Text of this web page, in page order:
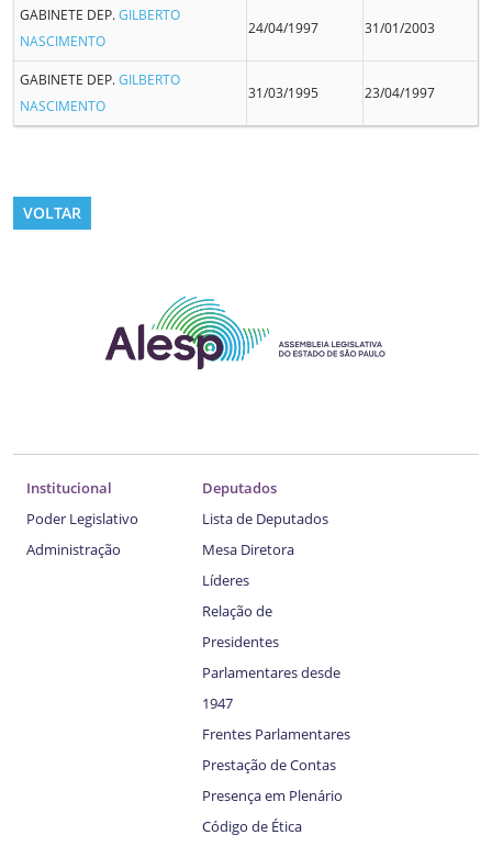
GABINETE DEP.GILBERTO
NASCIMENTO
24/04/1997 31/01/2003
GABINETE DEP.GILBERTO
NASCIMENTO
31/03/1995 23/04/1997
VOLTAR
Institucional
Poder Legislativo
Administração
Deputados
Lista de Deputados
Mesa Diretora
Líderes
Relação de
Presidentes
Parlamentares desde
1947
Frentes Parlamentares
Prestação de Contas
Presença em Plenário
Código de Ética